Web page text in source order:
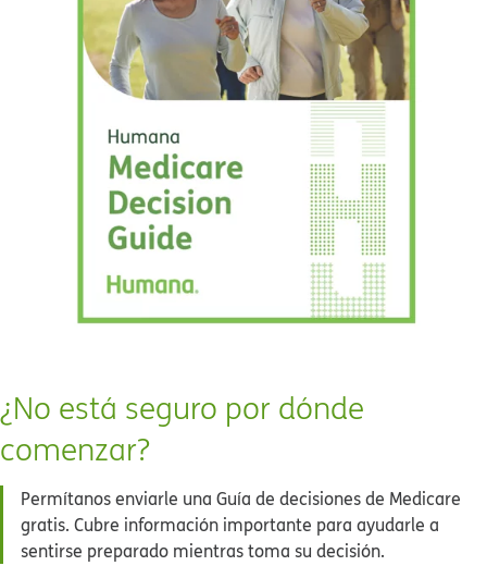
¿No está seguro por dónde
comenzar?​​
Permítanos enviarle una Guía de decisiones de Medicare
gratis. Cubre información importante para ayudarle a
sentirse preparado mientras toma su decisión.​​